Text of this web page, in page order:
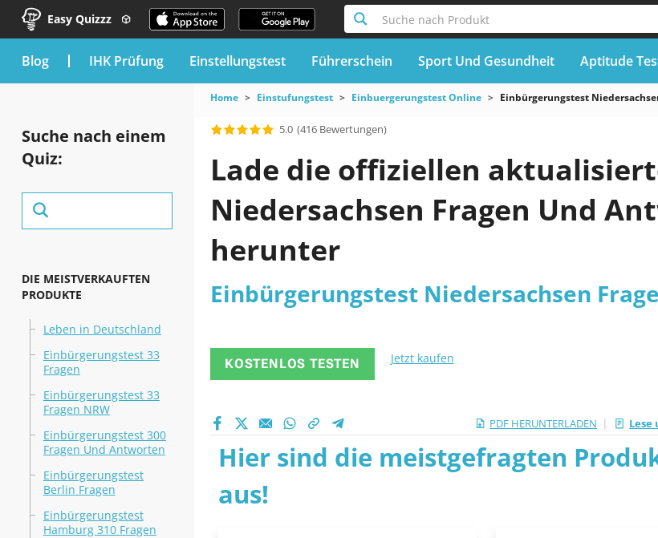
Easy Quizzz Suche nach Produkt
blog IHK Prüfung Einstellungstest Führerschein Sport Und Gesundheit Aptitude
Suche nach einem
Quiz:
DIE MEISTVERKAUFTEN
PRODUKTE
Leben in Deutschland
Einbürgerungstest 33
Fragen
Einbürgerungstest 33
Fragen NRW
Einbürgerungstest 300
Fragen Und Antworten
Einbürgerungstest
Berlin Fragen
Einbürgerungstest
Hamburg 310 Fragen
Home Einstufungstest Einbuergerungstest Online Einbürgerungstest
5.0 (416 Bewertungen)
Lade die offiziellen
Niedersachsen Fragen Und
herunter
Einbürgerungstest Niedersachsen
KOSTENLOS TESTEN Jetzt kaufen
PDF HERUNTERLADEN |
Hier sind die meistgefragten
aus!